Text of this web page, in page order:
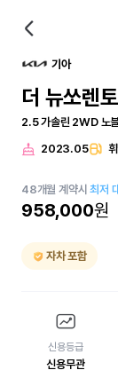
기아
더 뉴쏘렌
2.5 가솔린 2WD 노
2023.05
48개월 계약시최저
958,000원
자차 포함
신용등급
신용무관